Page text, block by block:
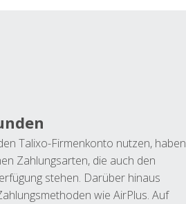
Talixo-Firmenkonto nutzen, haben
Zahlungsarten, die auch den
stehen. Darüber hinaus
wie AirPlus. Auf